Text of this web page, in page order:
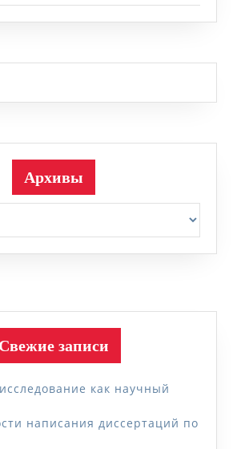
Архивы
Свежие записи
как научный
написания диссертаций по